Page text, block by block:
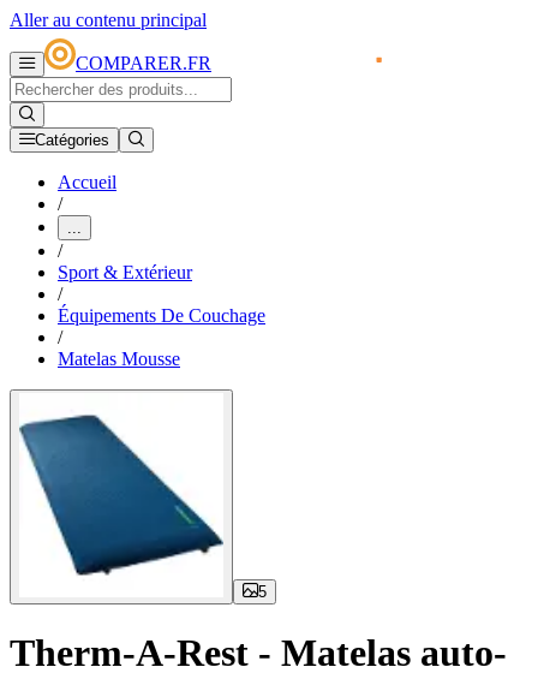
Aller au contenu principal
COMPARER.FR
Catégories
Accueil
/
...
/
Sport & Extérieur
/
Équipements De Couchage
/
Matelas Mousse
5
Therm-A-Rest - Matelas auto-